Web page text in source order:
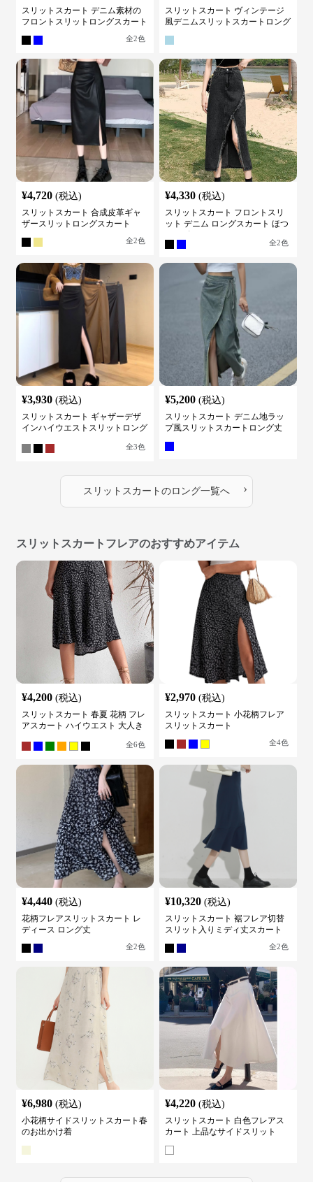
スリットスカート デニム素材の
フロントスリットロングスカート
全2色
スリットスカート ヴィンテージ
風デニムスリットスカートロング
¥4,720 (税込)
スリットスカート 合成皮革ギャ
ザースリットロングスカート
全2色
¥4,330 (税込)
スリットスカート フロントスリ
ット デニム ロングスカート ほつ
全2色
¥3,930 (税込)
スリットスカート ギャザーデザ
インハイウエストスリットロング
全3色
¥5,200 (税込)
スリットスカート デニム地ラッ
プ風スリットスカートロング丈
スリットスカート のロング一覧へ ›
スリットスカートフレアのおすすめアイテム
¥4,200 (税込)
スリットスカート 春夏 花柄 フレ
アスカート ハイウエスト 大人き
全6色
¥2,970 (税込)
スリットスカート 小花柄フレア
スリットスカート
全4色
¥4,440 (税込)
花柄フレアスリットスカート レ
ディース ロング丈
全2色
¥10,320 (税込)
スリットスカート 裾フレア切替
スリット入りミディ丈スカート
全2色
¥6,980 (税込)
小花柄サイドスリットスカート春
のお出かけ着
¥4,220 (税込)
スリットスカート 白色フレアス
カート 上品なサイドスリット